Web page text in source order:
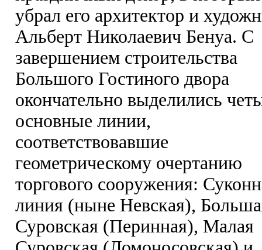
убрал его архитектор и
Альберт Николаевич Бенуа. С
завершением строительства
Большого Гостиного двора
окончательно выделились
основные линии,
соответствовавшие
геометрическому очертанию
торгового сооружения:
линия (ныне Невская),
Суровская (Перинная), Малая